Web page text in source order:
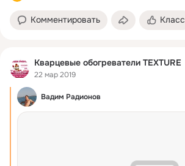
Комментировать Класс
Кварцевые обогреватели TEXTURE
22 мар 2019
Вадим Радионов